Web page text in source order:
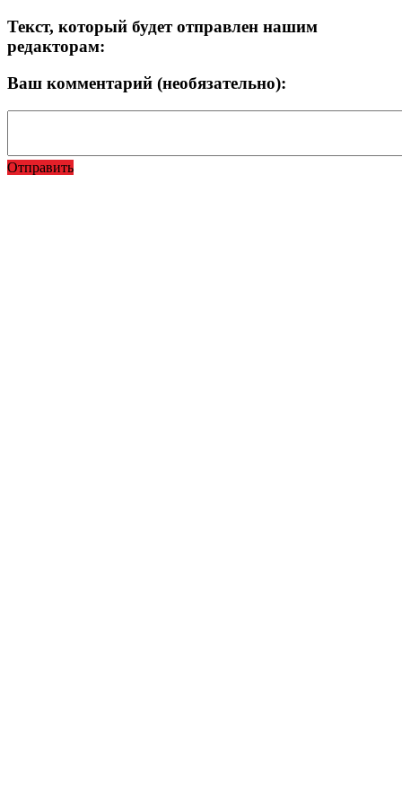
Текст, который будет отправлен нашим
редакторам:
Ваш комментарий (необязательно):
Отправить